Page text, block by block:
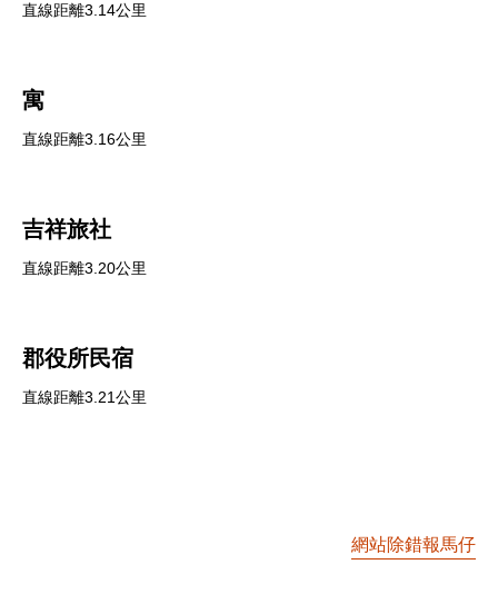
直線距離3.14公里
寓
直線距離3.16公里
吉祥旅社
直線距離3.20公里
郡役所民宿
直線距離3.21公里
網站除錯報馬仔